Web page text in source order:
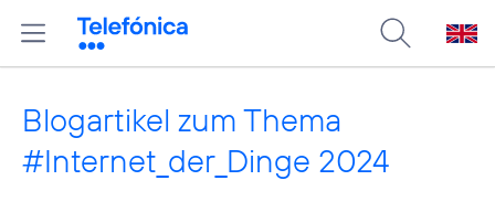
Blogartikel zum Thema
#Internet_der_Dinge 2024